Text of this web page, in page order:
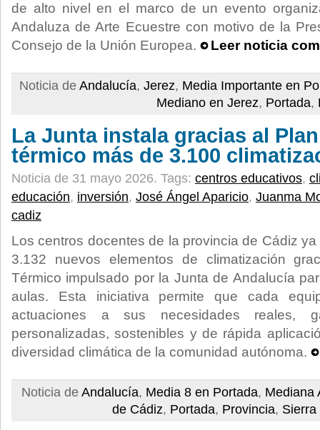
de alto nivel en el marco de un evento
Andaluza de Arte Ecuestre con motivo de la
Consejo de la Unión Europea.
Leer noticia
Noticia de Andalucía, Jerez, Media Importante en
Mediano en Jerez, Portada,
La Junta instala gracias al
térmico más de 3.100
Noticia de 31 mayo 2026. Tags: centros educativos,
educación, inversión, José Ángel Aparicio, Juanma
cadiz
Los centros docentes de la provincia de Cádiz
3.132 nuevos elementos de climatización
Térmico impulsado por la Junta de Andalucía
aulas. Esta iniciativa permite que cada
actuaciones a sus necesidades reales,
personalizadas, sostenibles y de rápida
diversidad climática de la comunidad autónoma.
Noticia de Andalucía, Media 8 en Portada, Mediana
de Cádiz, Portada, Provincia, Sierra